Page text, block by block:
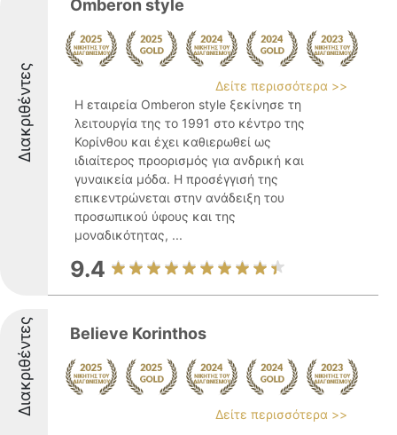
Διακριθέντες
Omberon style
Δείτε περισσότερα >>
Η εταιρεία Omberon style ξεκίνησε τη
λειτουργία της το 1991 στο κέντρο της
Κορίνθου και έχει καθιερωθεί ως
ιδιαίτερος προορισμός για ανδρική και
γυναικεία μόδα. Η προσέγγισή της
επικεντρώνεται στην ανάδειξη του
προσωπικού ύφους και της
μοναδικότητας, ...
9.4
Διακριθέντες Believe Korinthos
Δείτε περισσότερα >>